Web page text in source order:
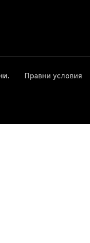
Правни условия